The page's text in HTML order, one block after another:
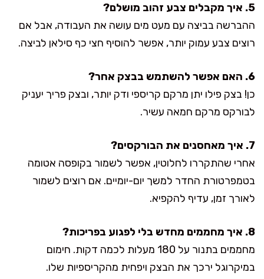
5. איך מקבלים צבע זהוב מושלם?
ההברשה בביצה עם מעט מים עושה את העבודה, אבל אם
רוצים צבע עמוק יותר, אפשר להוסיף חצי כף סילאן לביצה.
6. האם אפשר להשתמש בבצק אחר?
כן! בצק פילו יתן מרקם קריספי ודק יותר, ובצק פריך יעניק
לבורקס מרקם חמאה עשיר.
7. איך מאחסנים את הבורקסים?
אחרי שהתקררו לחלוטין, אפשר לשמור בקופסה אטומה
בטמפרטורת החדר למשך יום-יומיים. אם רוצים לשמור
לאורך זמן, עדיף להקפיא.
8. איך מחממים מחדש בלי לפגוע בפריכות?
מחממים בתנור על 180 מעלות לכמה דקות. חימום
במיקרוגל ירכך את הבצק ויפחית מהקריספיות שלו.